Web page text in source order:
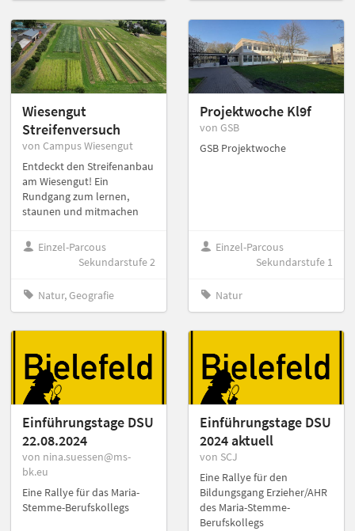
Wiesengut
Streifenversuch
von Campus Wiesengut
Entdeckt den Streifenanbau
am Wiesengut! Ein
Rundgang zum lernen,
staunen und mitmachen
Einzel-Parcous
Sekundarstufe 2
Natur, Geografie
Projektwoche Kl9f
von GSB
GSB Projektwoche
Einzel-Parcous
Sekundarstufe 1
Natur
Einführungstage DSU
22.08.2024
von nina.suessen@ms-
bk.eu
Eine Rallye für das Maria-
Stemme-Berufskollegs
Einführungstage DSU
2024 aktuell
von SCJ
Eine Rallye für den
Bildungsgang Erzieher/AHR
des Maria-Stemme-
Berufskollegs